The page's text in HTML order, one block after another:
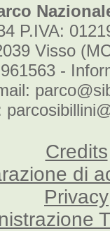
P.IVA:
Visso
-
Credits
di
Privacy